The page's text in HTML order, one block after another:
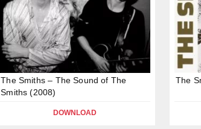
The Smiths – The Sound of The
Smiths (2008)
DOWNLOAD
The